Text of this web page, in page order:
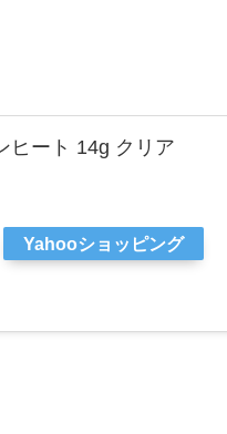
ヒート 14g クリア
Yahooショッピング